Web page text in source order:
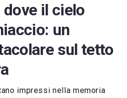
il cielo
un
sul tetto
impressi nella memoria